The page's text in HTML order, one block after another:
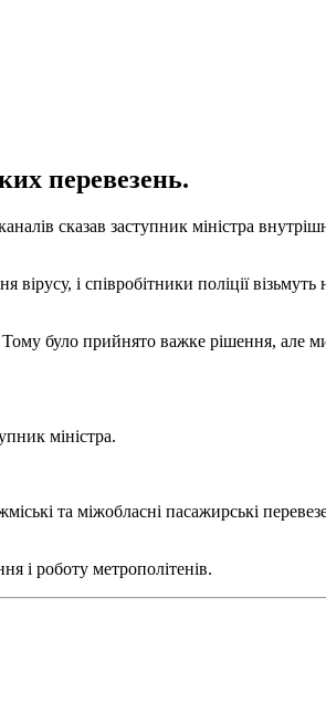
перевезень.
сказав заступник міністра
і співробітники поліції
було прийнято важке рішення, але
міністра.
та міжобласні пасажирські
і роботу метрополітенів.